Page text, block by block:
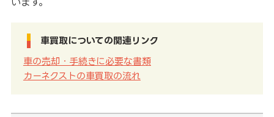
車買取についての関連リンク
車の売却・手続きに必要な書類
カーネクストの車買取の流れ